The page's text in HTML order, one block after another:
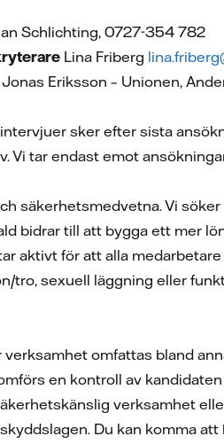
Schlichting, 0727-354 782
Lina Friberg
Eriksson – Unionen,
sker efter sista
Vi tar endast emot
säkerhetsmedvetna. Vi
bidrar till att bygga ett mer
aktivt för att alla
sexuell läggning eller
omfattas bland
en kontroll av
verksamhet
Du kan komma